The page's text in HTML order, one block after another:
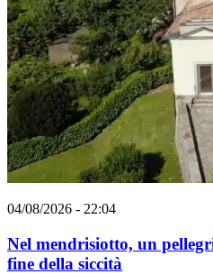
04/08/2026 - 22:04
Nel mendrisiotto, un
fine della siccità